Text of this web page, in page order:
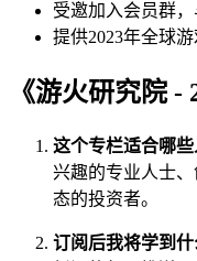
受邀加入会员群
提供2023年全球
《游火研究院 -
这个专栏适合哪些
兴趣的专业人士
态的投资者。
订阅后我将学到什